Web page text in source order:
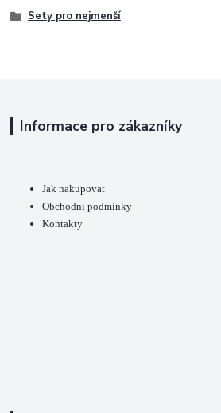
Sety pro nejmenší
Informace pro zákazníky
Jak nakupovat
Obchodní podmínky
Kontakty